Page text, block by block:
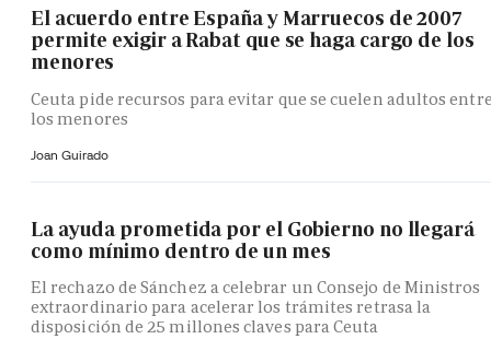
El acuerdo entre España y Marruecos de 2007
permite exigir a Rabat que se haga cargo de los
menores
Ceuta pide recursos para evitar que se cuelen adultos
los menores
Joan Guirado
La ayuda prometida por el Gobierno no llegará
como mínimo dentro de un mes
El rechazo de Sánchez a celebrar un Consejo de Ministros
extraordinario para acelerar los trámites retrasa la
disposición de 25 millones claves para Ceuta